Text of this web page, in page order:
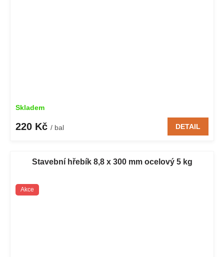
Skladem
220 Kč / bal DETAIL
Stavební hřebík 8,8 x 300 mm ocelový 5 kg
Akce